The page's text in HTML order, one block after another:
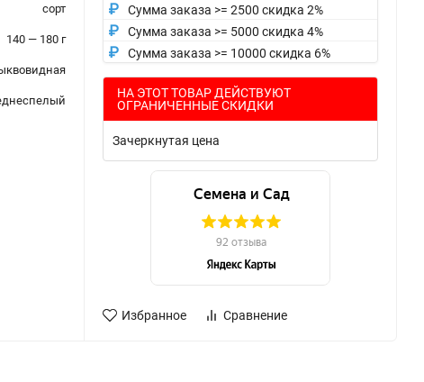
сорт
140 — 180 г
Сумма заказа >= 2500 скидка 2%
Сумма заказа >= 5000 скидка 4%
Сумма заказа >= 10000 скидка 6%
НА ЭТОТ ТОВАР ДЕЙСТВУЮТ
ОГРАНИЧЕННЫЕ СКИДКИ
Зачеркнутая цена
Избранное Сравнение